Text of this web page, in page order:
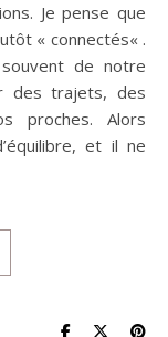
Je pense que
« connectés« .
de notre
des trajets, des
proches. Alors
et il ne